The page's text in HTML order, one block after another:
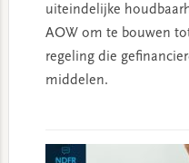
uiteindelijke
AOW om te bouwen
regeling die
middelen.